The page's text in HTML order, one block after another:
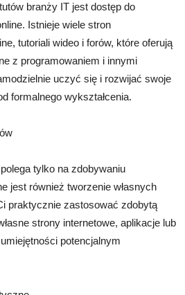
branży IT jest dostęp do
Istnieje wiele stron
tutoriali wideo i forów, które oferują
z programowaniem i innymi
uczyć się i rozwijać swoje
formalnego wykształcenia.
tylko na zdobywaniu
jest również tworzenie własnych
praktycznie zastosować zdobytą
strony internetowe, aplikacje lub
potencjalnym